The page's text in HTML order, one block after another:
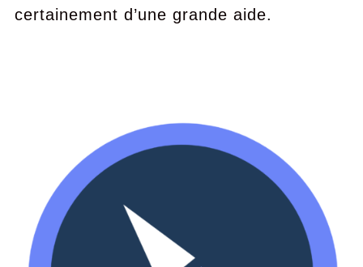
certainement d’une grande aide.